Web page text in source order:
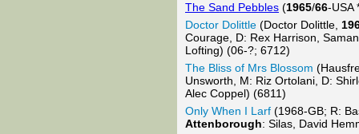
The Sand Pebbles (1965/66-USA
Doctor Dolittle (Doctor Dolittle,
Courage, D: Rex Harrison,
Lofting) (06-?; 6712)
The Bliss of Mrs Blossom
Unsworth, M: Riz Ortolani, D:
Alec Coppel) (6811)
Only When I Larf (1968-GB; R:
Attenborough: Silas, David